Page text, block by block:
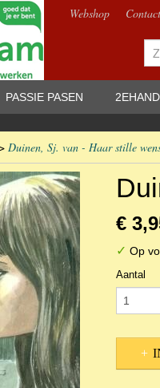
Webshop Contact
PASSIE PASEN
Duinen, Sj. van - Haar stille
€
✓ Op
Aantal